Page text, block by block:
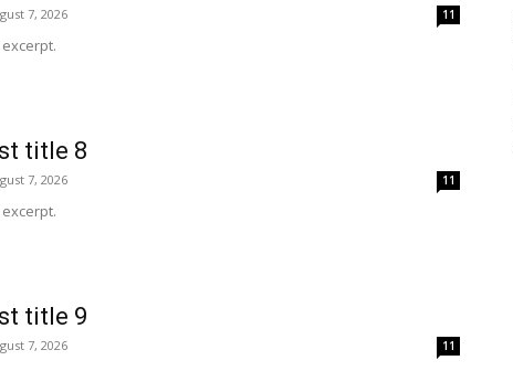
เรา
7, 2026 11
title 8
7, 2026 11
title 9
7, 2026 11